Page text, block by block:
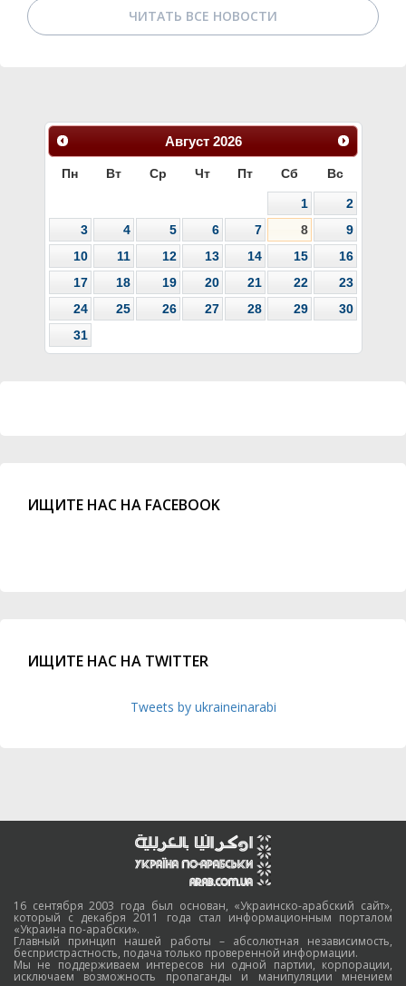
ЧИТАТЬ ВСЕ НОВОСТИ
Август 2026
Пн Вт Ср Чт Пт Сб Вс
1
2
3
4 5 6 7 8
9
10
11 12 13 14 15
16
17
18 19 20 21 22
23
24
25 26 27 28 29
30
31
ИЩИТЕ НАС НА FACEBOOK
ИЩИТЕ НАС НА TWITTER
Tweets by ukraineinarabi
16 сентября 2003 года был основан, «Украинско-арабский сайт»,
который с декабря 2011 года стал информационным порталом
«Украина по-арабски».
Главный принцип нашей работы – абсолютная независимость,
беспристрастность, подача только проверенной информации.
Мы не поддерживаем интересов ни одной партии, корпорации,
исключаем возможность пропаганды и манипуляции мнением